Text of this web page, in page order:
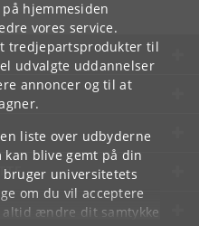
hjemmesiden
vores service.
tredjepartsprodukter til
udvalgte uddannelser
annoncer og til at
liste over udbyderne
kan blive gemt på din
universitetets
om du vil acceptere
altid ændre dit samtykke